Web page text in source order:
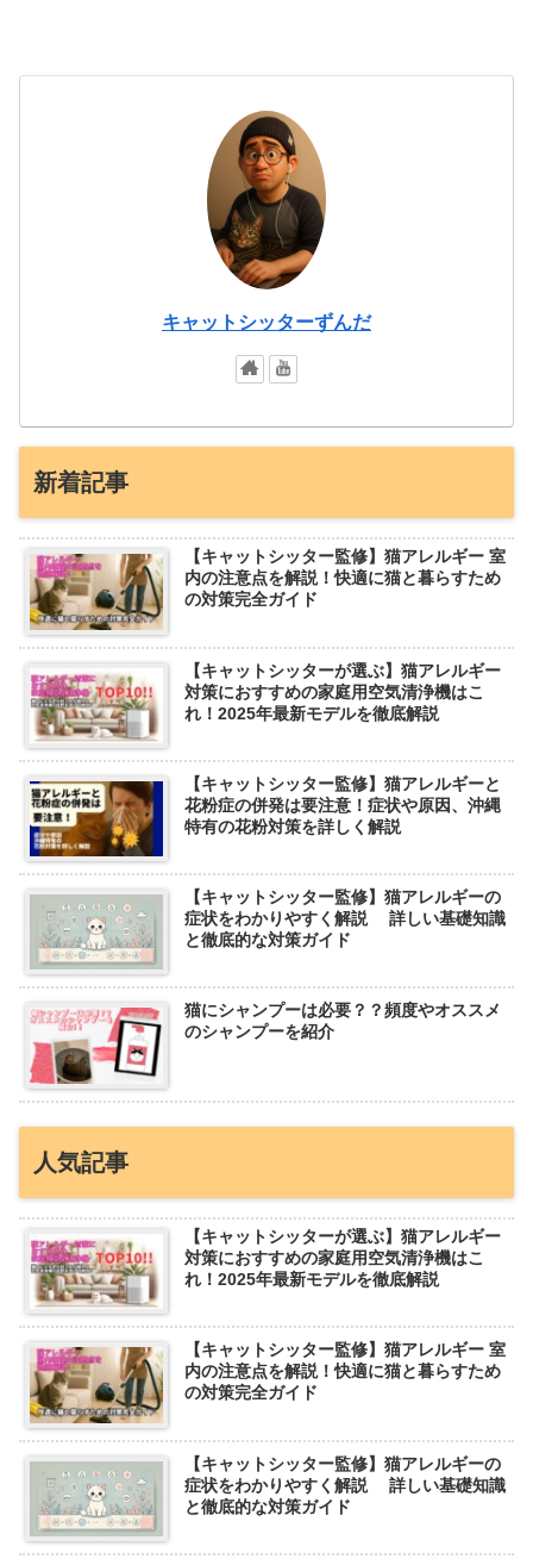
キャットシッターずんだ
新着記事
【キャットシッター監修】猫アレルギー 室
内の注意点を解説！快適に猫と暮らすため
の対策完全ガイド
【キャットシッターが選ぶ】猫アレルギー
対策におすすめの家庭用空気清浄機はこ
れ！2025年最新モデルを徹底解説
【キャットシッター監修】猫アレルギーと
花粉症の併発は要注意！症状や原因、沖縄
特有の花粉対策を詳しく解説
【キャットシッター監修】猫アレルギーの
症状をわかりやすく解説 詳しい基礎知識
と徹底的な対策ガイド
猫にシャンプーは必要？？頻度やオススメ
のシャンプーを紹介
人気記事
【キャットシッターが選ぶ】猫アレルギー
対策におすすめの家庭用空気清浄機はこ
れ！2025年最新モデルを徹底解説
【キャットシッター監修】猫アレルギー 室
内の注意点を解説！快適に猫と暮らすため
の対策完全ガイド
【キャットシッター監修】猫アレルギーの
症状をわかりやすく解説 詳しい基礎知識
と徹底的な対策ガイド